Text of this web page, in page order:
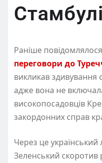
Стамбулі
Раніше
переговори до
викликав здивування
адже вона не
високопосадовців
закордонних справ
Через це
Зеленський скоротив